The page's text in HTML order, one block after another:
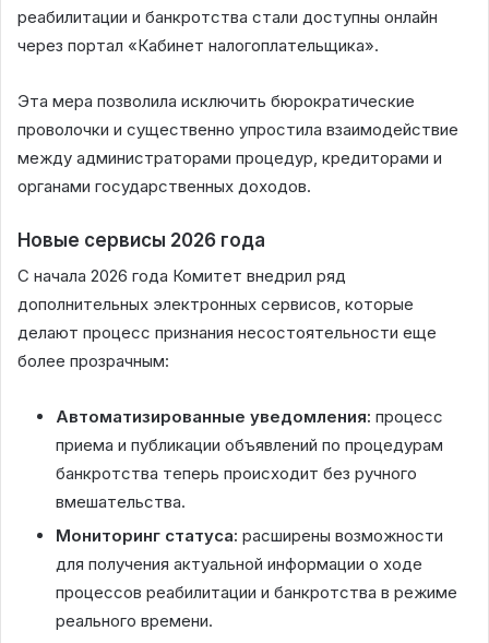
реабилитации и банкротства стали доступны онлайн
через портал «Кабинет налогоплательщика».
Эта мера позволила исключить бюрократические
проволочки и существенно упростила взаимодействие
между администраторами процедур, кредиторами и
органами государственных доходов.
Новые сервисы 2026 года
С начала 2026 года Комитет внедрил ряд
дополнительных электронных сервисов, которые
делают процесс признания несостоятельности еще
более прозрачным:
Автоматизированные уведомления: процесс
приема и публикации объявлений по процедурам
банкротства теперь происходит без ручного
вмешательства.
Мониторинг статуса: расширены возможности
для получения актуальной информации о ходе
процессов реабилитации и банкротства в режиме
реального времени.